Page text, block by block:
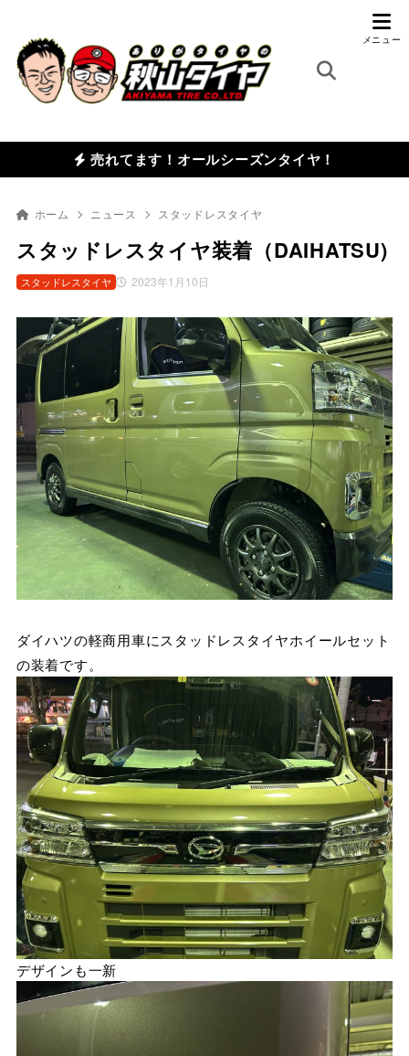
売れてます！オールシーズンタイヤ！
ホーム ニュース スタッドレスタイヤ
スタッドレスタイヤ装着（DAIHATSU)
2023年1月10日
スタッドレスタイヤ
ダイハツの軽商用車にスタッドレスタイヤホイールセット
の装着です。
デザインも一新